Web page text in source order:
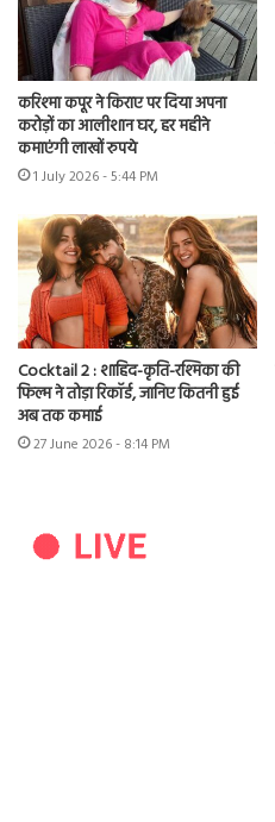
करिश्मा कपूर ने किराए पर दिया अपना
करोड़ों का आलीशान घर, हर महीने
कमाएंगी लाखों रुपये
1 July 2026 - 5:44 PM
Cocktail 2 : शाहिद-कृति-रश्मिका की
फिल्म ने तोड़ा रिकॉर्ड, जानिए कितनी हुई
अब तक कमाई
27 June 2026 - 8:14 PM